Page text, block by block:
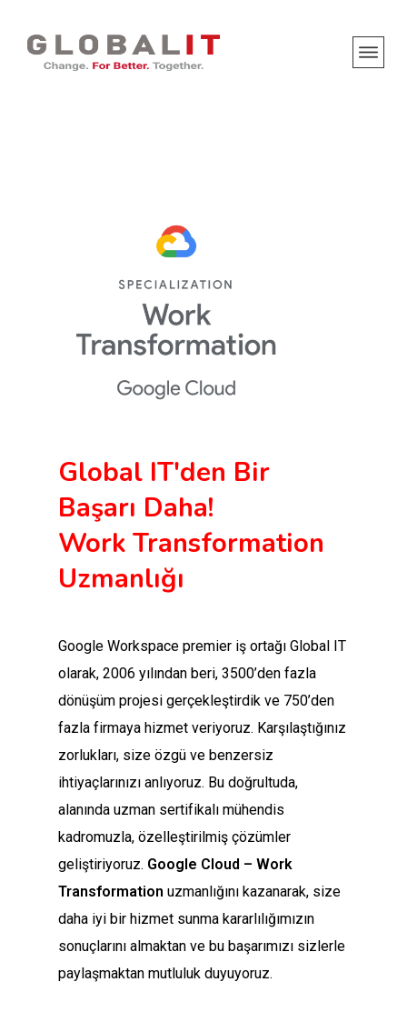
Global IT'den Bir
Başarı Daha!
Work Transformation
Uzmanlığı
Google Workspace premier iş ortağı Global IT
olarak, 2006 yılından beri, 3500’den fazla
dönüşüm projesi gerçekleştirdik ve 750’den
fazla firmaya hizmet veriyoruz. Karşılaştığınız
zorlukları, size özgü ve benzersiz
ihtiyaçlarınızı anlıyoruz. Bu doğrultuda,
alanında uzman sertifikalı mühendis
kadromuzla, özelleştirilmiş çözümler
geliştiriyoruz. Google Cloud – Work
Transformation uzmanlığını kazanarak, size
daha iyi bir hizmet sunma kararlılığımızın
sonuçlarını almaktan ve bu başarımızı sizlerle
paylaşmaktan mutluluk duyuyoruz.